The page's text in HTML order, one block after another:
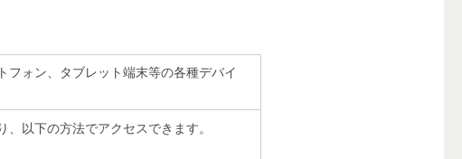
フォン、タブレット端末等の各種デバイ
、以下の方法でアクセスできます。